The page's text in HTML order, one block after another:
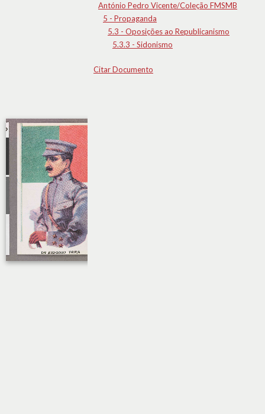
António Pedro Vicente/Coleção FMSMB
5 - Propaganda
5.3 - Oposições ao Republicanismo
5.3.3 - Sidonismo
Citar Documento